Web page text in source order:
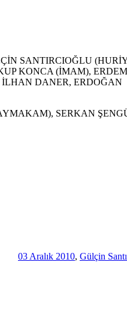
SANTIRCIOĞLU
KONCA (İMAM),
DANER, ERDOĞAN
SERKAN
03 Aralık 2010, Gülçin